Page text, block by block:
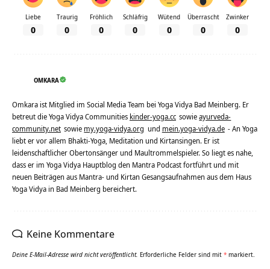
Liebe
0
Traurig
0
Fröhlich
0
Schläfrig
0
Wütend
0
Überrascht
0
Zwinker
0
OMKARA
Omkara ist Mitglied im Social Media Team bei Yoga Vidya Bad Meinberg. Er
betreut die Yoga Vidya Communities kinder-yoga.cc sowieayurveda-
community.net sowie my.yoga-vidya.org und mein.yoga-vidya.de - An Yoga
liebt er vor allem Bhakti-Yoga, Meditation und Kirtansingen. Er ist
leidenschaftlicher Obertonsänger und Maultrommelspieler. So liegt es nahe,
dass er im Yoga Vidya Hauptblog den Mantra Podcast fortführt und mit
neuen Beiträgen aus Mantra- und Kirtan Gesangsaufnahmen aus dem Haus
Yoga Vidya in Bad Meinberg bereichert.
Keine Kommentare
Deine E-Mail-Adresse wird nicht veröffentlicht. Erforderliche Felder sind mit * markiert.